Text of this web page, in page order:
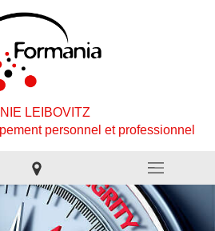
LEIBOVITZ
personnel et professionnel